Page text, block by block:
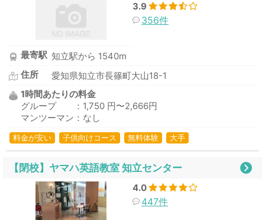
3.9
356件
最寄駅 知立駅から 1540m
住所
愛知県知立市長篠町大山18-1
1時間あたりの料金
グループ ：1,750 円〜2,666円
マンツーマン：なし
料金が安い 子供向けコース 無料体験 大手
【閉校】ヤマハ英語教室 知立センター
4.0
447件